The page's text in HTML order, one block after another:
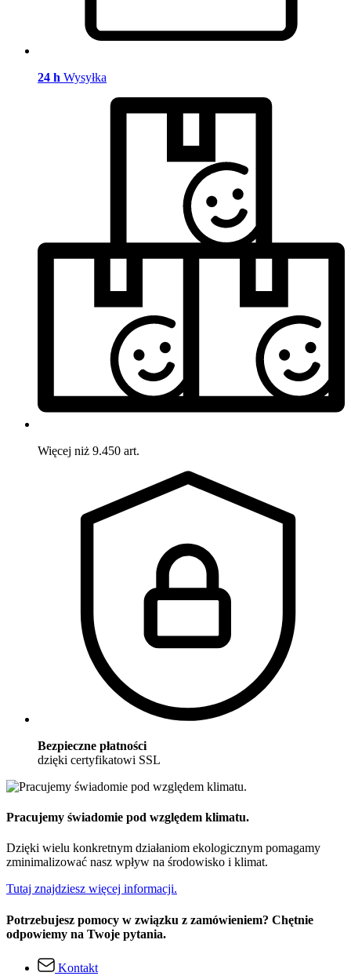
24 h Wysyłka
Więcej niż 9.450 art.
Bezpieczne płatności
dzięki certyfikatowi SSL
Pracujemy świadomie pod względem klimatu.
Dzięki wielu konkretnym działaniom ekologicznym pomagamy
zminimalizować nasz wpływ na środowisko i klimat.
Tutaj znajdziesz więcej informacji.
Potrzebujesz pomocy w związku z zamówieniem? Chętnie
odpowiemy na Twoje pytania.
Kontakt